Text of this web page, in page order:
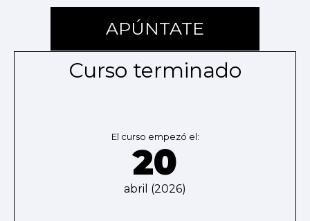
APÚNTATE
Curso terminado
El curso empezó el:
20
abril (2026)